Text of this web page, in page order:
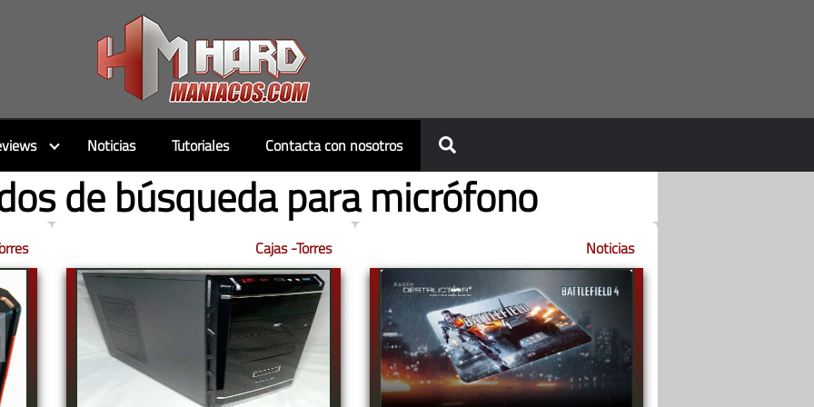
Noticias Tutoriales Contacta con nosotros
de búsqueda para micrófono
Cajas -Torres Noticias